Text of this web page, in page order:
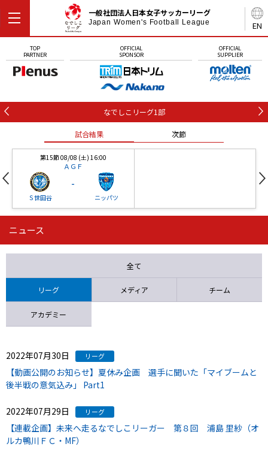
EN
一般社団法人日本女子サッカーリーグ
Japan Women's Football League
TOP
PARTNER
OFFICIAL
SPONSOR
OFFICIAL
SUPPLIER
なでしこリーグ1部
試合結果 次節
第15節 08/08 (土) 16:00
ＡＧＦ
Ｓ世田谷
-
ニッパツ
第16節 09/05 (土) 15:00
ニッパツ 石人の星
ニュース
全て
リーグ メディア チーム
アカデミー
2022年07月30日 リーグ
【動画公開のお知らせ】夏休み企画 選手に聞いた「マイブームと
後半戦の意気込み」 Part1
2022年07月29日 リーグ
【連載企画】未来へ走るなでしこリーガー 第８回 浦島 里紗（オ
ルカ鴨川ＦＣ・MF）